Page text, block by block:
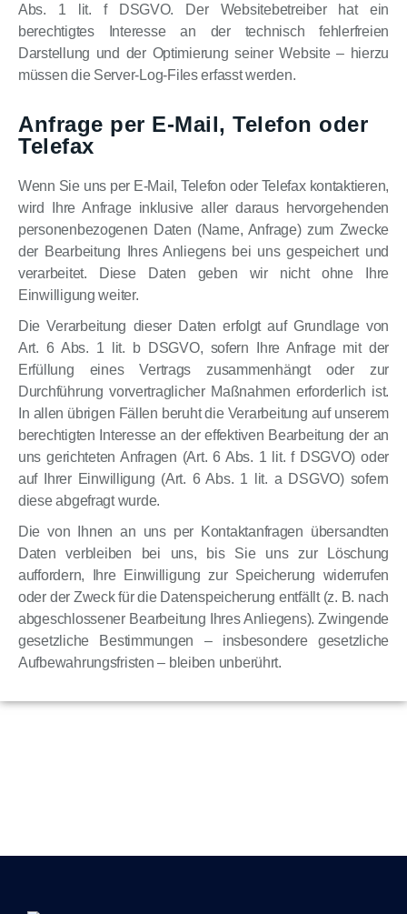
Abs. 1 lit. f DSGVO. Der Websitebetreiber hat ein
berechtigtes Interesse an der technisch fehlerfreien
Darstellung und der Optimierung seiner Website – hierzu
müssen die Server-Log-Files erfasst werden.
Anfrage per E-Mail, Telefon oder
Telefax
Wenn Sie uns per E-Mail, Telefon oder Telefax kontaktieren,
wird Ihre Anfrage inklusive aller daraus hervorgehenden
personenbezogenen Daten (Name, Anfrage) zum Zwecke
der Bearbeitung Ihres Anliegens bei uns gespeichert und
verarbeitet. Diese Daten geben wir nicht ohne Ihre
Einwilligung weiter.
Die Verarbeitung dieser Daten erfolgt auf Grundlage von
Art. 6 Abs. 1 lit. b DSGVO, sofern Ihre Anfrage mit der
Erfüllung eines Vertrags zusammenhängt oder zur
Durchführung vorvertraglicher Maßnahmen erforderlich ist.
In allen übrigen Fällen beruht die Verarbeitung auf unserem
berechtigten Interesse an der effektiven Bearbeitung der an
uns gerichteten Anfragen (Art. 6 Abs. 1 lit. f DSGVO) oder
auf Ihrer Einwilligung (Art. 6 Abs. 1 lit. a DSGVO) sofern
diese abgefragt wurde.
Die von Ihnen an uns per Kontaktanfragen übersandten
Daten verbleiben bei uns, bis Sie uns zur Löschung
auffordern, Ihre Einwilligung zur Speicherung widerrufen
oder der Zweck für die Datenspeicherung entfällt (z. B. nach
abgeschlossener Bearbeitung Ihres Anliegens). Zwingende
gesetzliche Bestimmungen – insbesondere gesetzliche
Aufbewahrungsfristen – bleiben unberührt.